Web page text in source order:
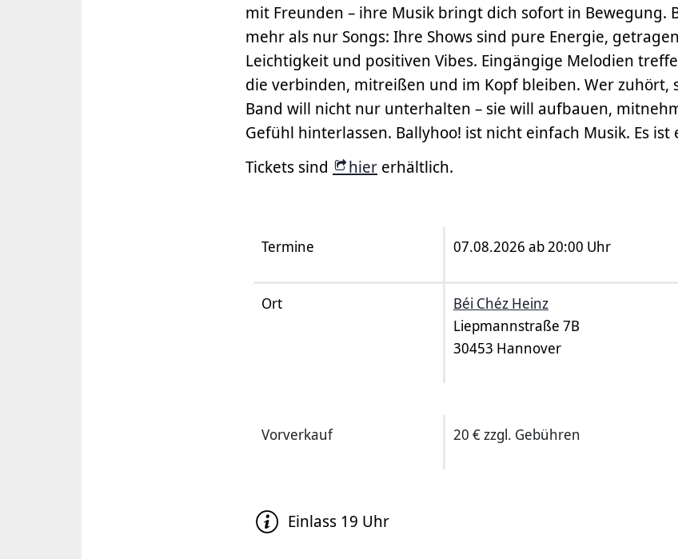
mit Freunden – ihre Musik bringt dich sofort in Bewegung.
mehr als nur Songs: Ihre Shows sind pure Energie,
Leichtigkeit und positiven Vibes. Eingängige Melodien
die verbinden, mitreißen und im Kopf bleiben. Wer zuhört,
Band will nicht nur unterhalten – sie will aufbauen,
Gefühl hinterlassen. Ballyhoo! ist nicht einfach Musik. Es ist
Tickets sind
hier erhältlich.
Termine 07.08.2026 ab 20:00 Uhr
Ort
Béi Chéz Heinz
Liepmannstraße 7B
30453 Hannover
Vorverkauf 20 € zzgl. Gebühren
Einlass 19 Uhr